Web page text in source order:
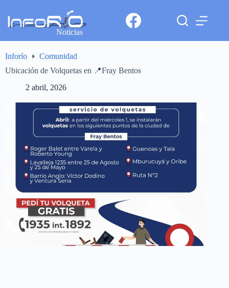
Noticias
Inforío
Comunidad
Ubicación de Volquetas en 📍Fray Bentos
2 abril, 2026